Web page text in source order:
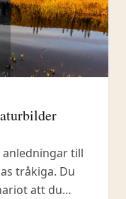
anledningar till
tråkiga. Du
att du